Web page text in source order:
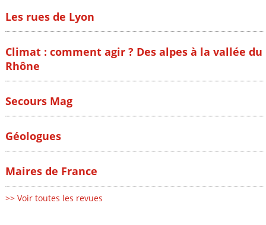
Les rues de Lyon
Climat : comment agir ? Des alpes à la vallée du
Rhône
Secours Mag
Géologues
Maires de France
>> Voir toutes les revues